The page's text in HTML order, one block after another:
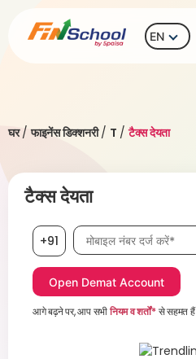
EN
घर/फाइनेंस डिक्शनरी/ T /टैक्स देयता
टैक्स देयता
+91 मोबाइल नंबर आवश्यक है
आगे बढ़ने पर, आप सभीनियम व शर्तों*से सहमत हैं